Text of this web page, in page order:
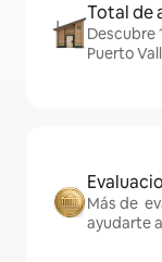
Total de
Descubre
Puerto
Más de
ayudarte